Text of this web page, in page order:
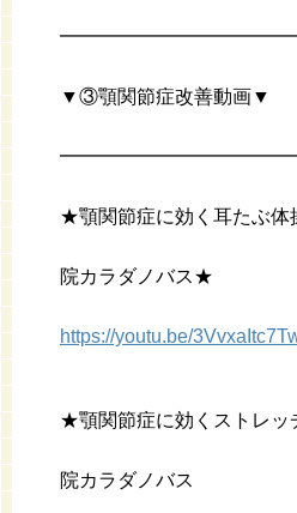
▼③顎関節症改善動画▼
★顎関節症に効く耳たぶ
院カラダノバス★
https://youtu.be/
★顎関節症に効くストレ
院カラダノバス